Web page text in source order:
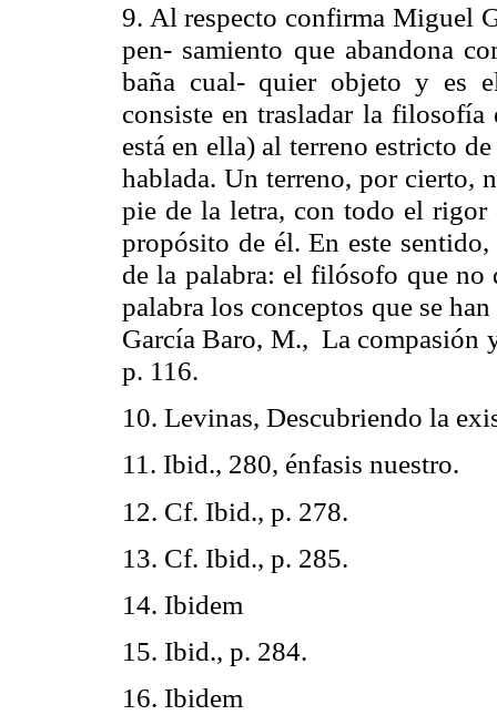
9. Al respecto confirma Miguel
pen- samiento que abandona
baña cual- quierobjeto y es
consiste en trasladar la filosofía
está en ella) al terreno estricto
hablada. Un terreno, por cierto,
pie de la letra, con todo el
propósito de él. En este sentido,
de la palabra: el filósofo que
palabra los conceptos que se
García Baro, M., La compasión
p. 116.
10. Levinas, Descubriendo la
11. Ibid., 280, énfasis nuestro.
12. Cf. Ibid., p. 278.
13. Cf. Ibid., p. 285.
14. Ibidem
15. Ibid., p. 284.
16. Ibidem